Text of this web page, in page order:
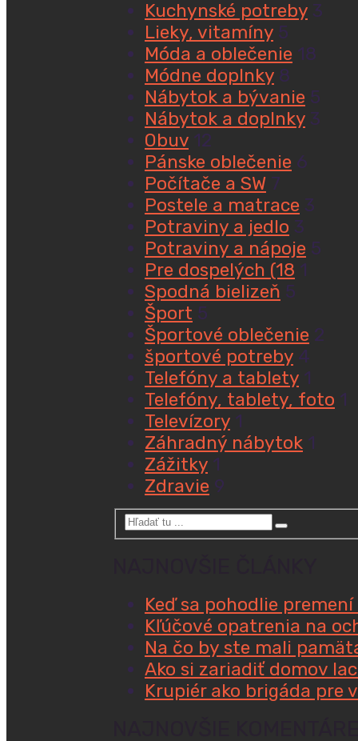
Kuchynské potreby 3
Lieky, vitamíny 5
Móda a oblečenie 18
Módne doplnky 8
Nábytok a bývanie 5
Nábytok a doplnky 3
Obuv 12
Pánske oblečenie 6
Počítače a SW 7
Postele a matrace 3
Potraviny a jedlo 3
Potraviny a nápoje 5
Pre dospelých (18 1
Spodná bielizeň 5
Šport 5
Športové oblečenie 2
športové potreby 4
Telefóny a tablety 1
Telefóny, tablety, foto 1
Televízory 1
Záhradný nábytok 1
Zážitky 1
Zdravie 9
Keď sa pohodlie
Kľúčové opatrenia na
Na čo by ste mali
Ako si zariadiť domov
Krupiér ako brigáda pre